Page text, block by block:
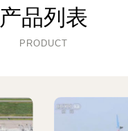
产品列表
PRODUCT